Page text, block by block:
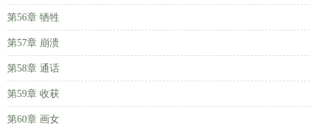
第56章 牺牲
第57章 崩溃
第58章 通话
第59章 收获
第60章 画女